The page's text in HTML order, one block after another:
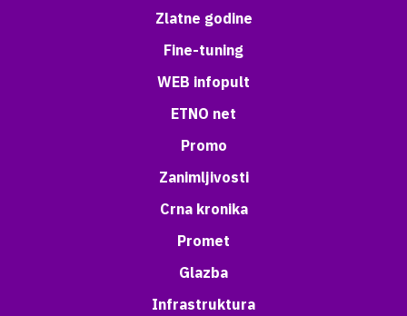
Zlatne godine
Fine-tuning
WEB infopult
ETNO net
Promo
Zanimljivosti
Crna kronika
Promet
Glazba
Infrastruktura